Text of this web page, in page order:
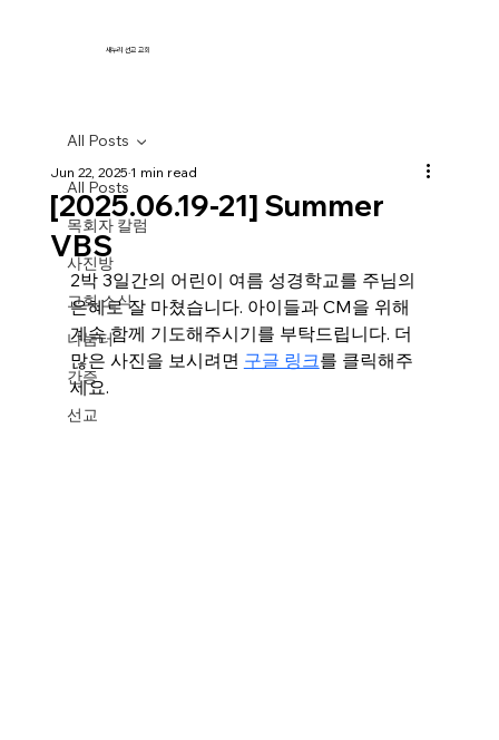
새누리 선교 교회
All Posts
목회자 칼럼
사진방
교회 소식
나눔터
간증
선교
All Posts
[2025.06.19-21] Summer
VBS
Jun 22, 20251 min read
2박 3일간의 어린이 여름 성경학교를 주님의
은혜로 잘 마쳤습니다. 아이들과 CM을 위해
계속 함께 기도해주시기를 부탁드립니다. 더
많은 사진을 보시려면 구글 링크를 클릭해주
세요.